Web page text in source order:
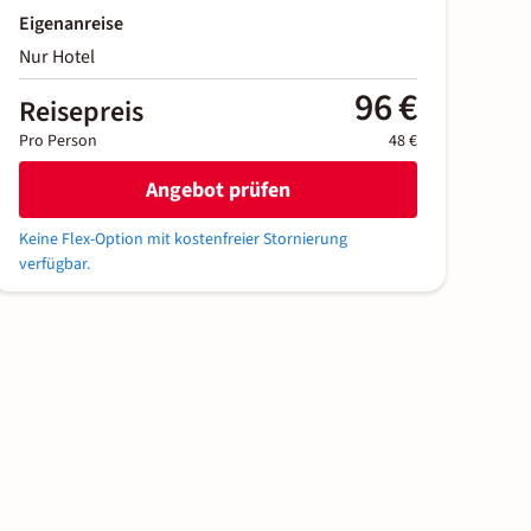
Eigenanreise
Nur Hotel
Reisepreis 96 €
Pro Person 48 €
Angebot prüfen
Keine Flex-Option mit kostenfreier Stornierung
verfügbar.